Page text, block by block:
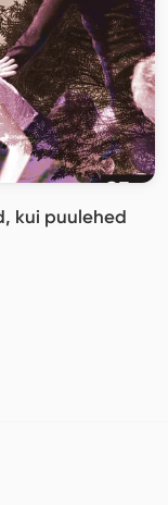
kui puulehed